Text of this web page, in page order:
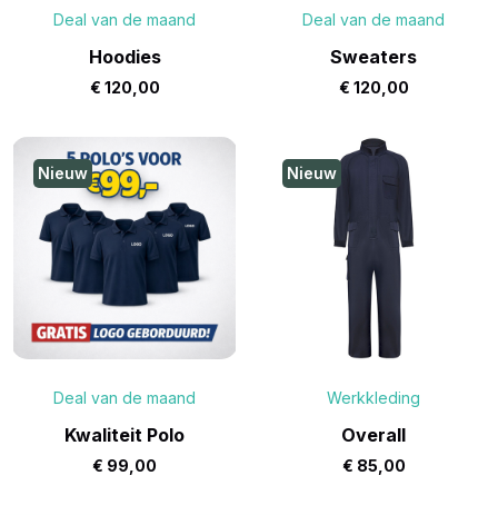
Deal van de maand
Hoodies
€ 120,00
Deal van de maand
Sweaters
€ 120,00
Nieuw
Deal van de maand
Kwaliteit Polo
€ 99,00
Nieuw
Werkkleding
Overall
€ 85,00